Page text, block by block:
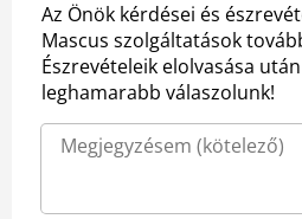
Az Önök kérdései és
Mascus szolgáltatások
Észrevételeik elolvasása
leghamarabb válaszolunk!